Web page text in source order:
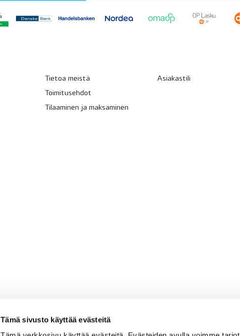
Tämä sivusto käyttää evästeitä
Tietoa meistä
Toimitusehdot
Tilaaminen ja maksaminen
Asiakastili